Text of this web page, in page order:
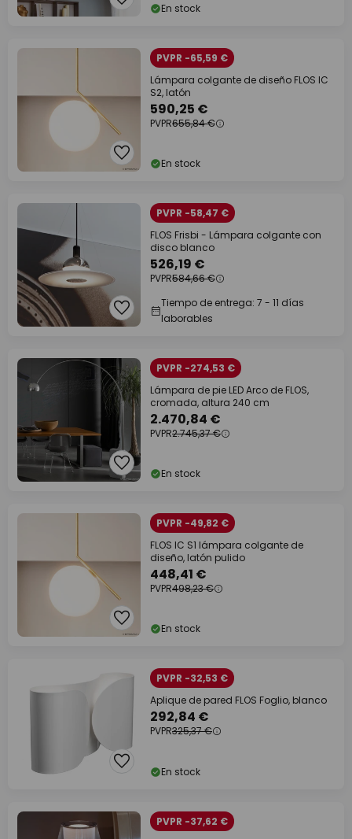
En stock
PVPR -65,59 €
Lámpara colgante de diseño FLOS IC
S2, latón
590,25 €
PVPR655,84 €
En stock
PVPR -58,47 €
FLOS Frisbi - Lámpara colgante con
disco blanco
526,19 €
PVPR584,66 €
Tiempo de entrega: 7 - 11 días
laborables
PVPR -274,53 €
Lámpara de pie LED Arco de FLOS,
cromada, altura 240 cm
2.470,84 €
PVPR2.745,37 €
En stock
PVPR -49,82 €
FLOS IC S1 lámpara colgante de
diseño, latón pulido
448,41 €
PVPR498,23 €
En stock
PVPR -32,53 €
Aplique de pared FLOS Foglio, blanco
292,84 €
PVPR325,37 €
En stock
PVPR -37,62 €